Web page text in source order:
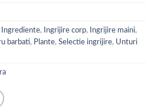
Ingrediente, Ingrijire corp, Ingrijire maini,
barbati, Plante, Selectie ingrijire, Unturi